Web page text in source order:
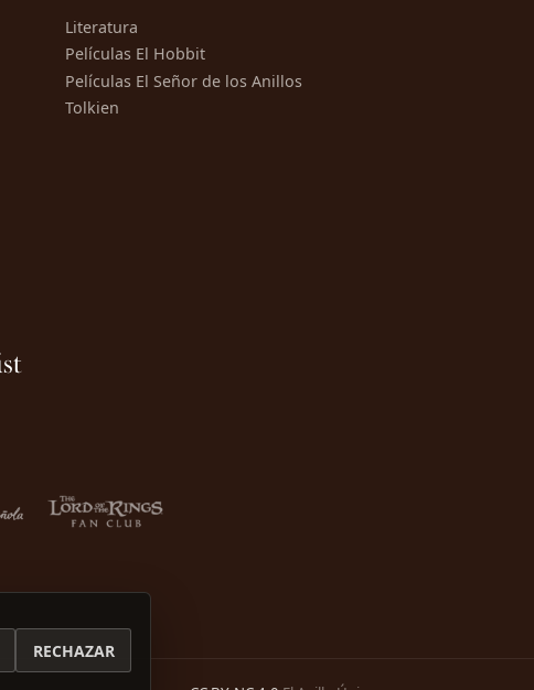
Literatura
Películas El Hobbit
Películas El Señor de los Anillos
Tolkien
RECHAZAR